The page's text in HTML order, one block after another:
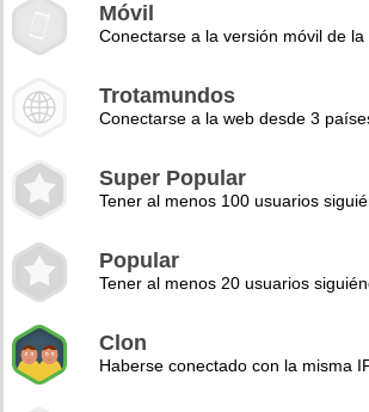
Móvil
Conectarse a la versión móvil de la
Trotamundos
Conectarse a la web desde 3
Super Popular
Tener al menos 100 usuarios
Popular
Tener al menos 20 usuarios
Clon
Haberse conectado con la misma